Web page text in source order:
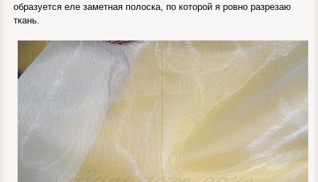
образуется еле заметная полоска, по которой я ровно разрезаю
ткань.